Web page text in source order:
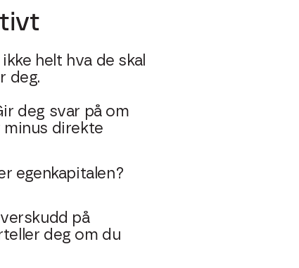
helt hva de skal
deg.
deg svar på om
direkte
egenkapitalen?
på
deg om du